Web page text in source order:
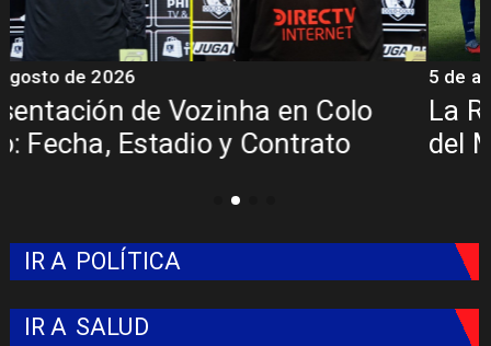
La Roja enfrentará a los anfitriones
del Mundial 2026
5 de agosto de 2026
IR A POLÍTICA
IR A SALUD